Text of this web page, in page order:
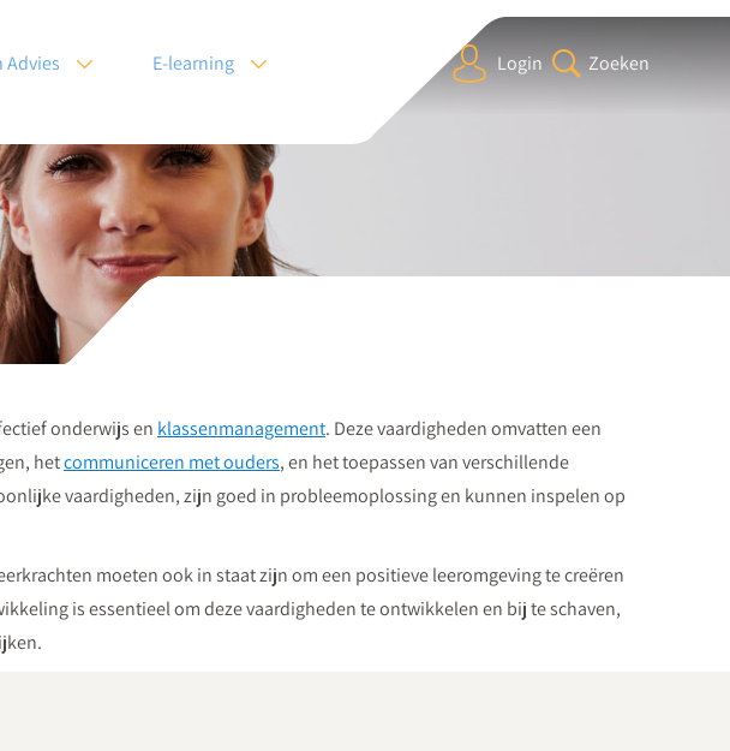
Advies E-learning Login Zoeken
onderwijs en klassenmanagement. Deze vaardigheden omvatten een
hetcommuniceren met ouders, en het toepassen van verschillende
vaardigheden, zijn goed in probleemoplossing en kunnen inspelen op
moeten ook in staat zijn om een positieve leeromgeving te creëren
is essentieel om deze vaardigheden te ontwikkelen en bij te schaven,